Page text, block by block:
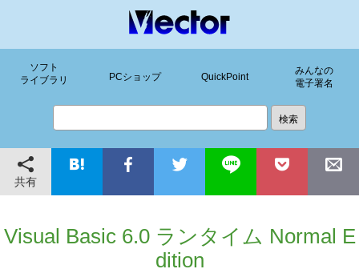
ソフト
ライブラリ
PCショップ QuickPoint
みんなの
電子署名
共有
Visual Basic 6.0 ランタイム Normal E
dition